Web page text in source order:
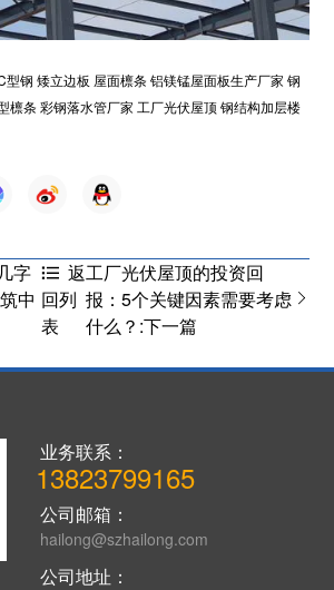
型钢 矮立边板 屋面檩条 铝镁锰屋面板生产厂家 钢
檩条 彩钢落水管厂家 工厂光伏屋顶 钢结构加层楼
字
中
返
回列
表
工厂光伏屋顶的投资回
报：5个关键因素需要考虑
什么？:下一篇
业务联系：
13823799165
公司邮箱：
hailong@szhailong.com
公司地址：